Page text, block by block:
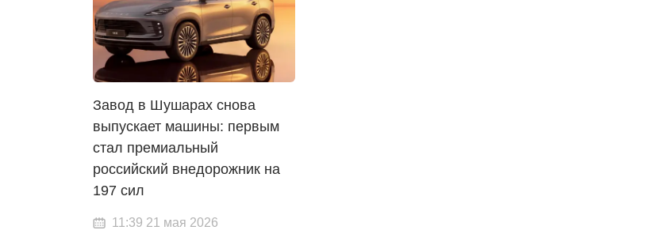
Завод в Шушарах снова
выпускает машины: первым
стал премиальный
российский внедорожник на
197 сил
11:39 21 мая 2026